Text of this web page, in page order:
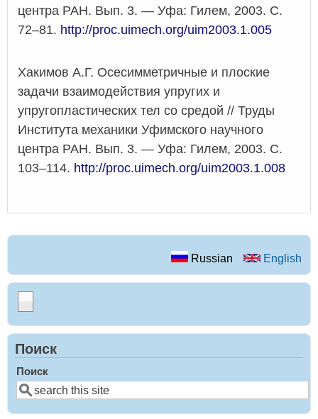
центра РАН. Вып. 3. — Уфа: Гилем, 2003. С.
72–81. http://proc.uimech.org/uim2003.1.005
Хакимов А.Г. Осесимметричные и плоские
задачи взаимодействия упругих и
упругопластических тел со средой // Труды
Института механики Уфимского научного
центра РАН. Вып. 3. — Уфа: Гилем, 2003. С.
103–114. http://proc.uimech.org/uim2003.1.008
Russian English
Поиск
Поиск